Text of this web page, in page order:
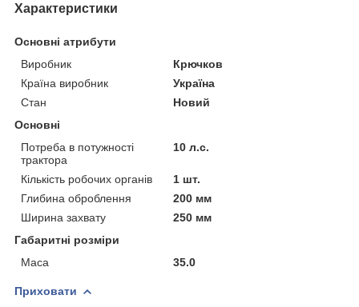
Характеристики
Основні атрибути
Виробник
Крючков
Країна виробник
Україна
Стан
Новий
Основні
Потреба в потужності
трактора
10 л.с.
Кількість робочих органів
1 шт.
Глибина оброблення
200 мм
Ширина захвату
250 мм
Габаритні розміри
Маса
35.0
Приховати